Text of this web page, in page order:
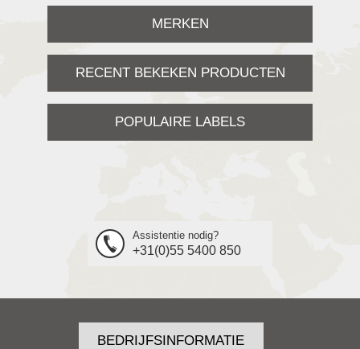
MERKEN
RECENT BEKEKEN PRODUCTEN
POPULAIRE LABELS
Assistentie nodig?
+31(0)55 5400 850
BEDRIJFSINFORMATIE